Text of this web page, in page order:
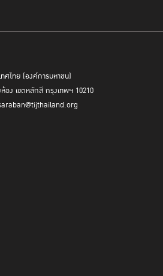
ศไทย (องค์การมหาชน)
อง เขตหลักสี่ กรุงเทพฯ 10210